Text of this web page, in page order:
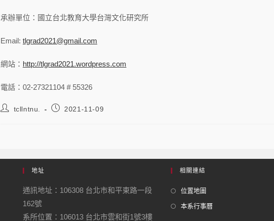
承辦單位：國立台北教育大學台灣文化研究所
Email: tlgrad2021@gmail.com
網站： http://tlgrad2021.wordpress.com
電話：02-27321104 # 55326
tcllntnu. 2021-11-09
地址
通訊地址：106308 台北市和平東路一段
162號
系所位置：106013 台北市雲和街1號3樓
相關連結
位置地圖
本系行事曆